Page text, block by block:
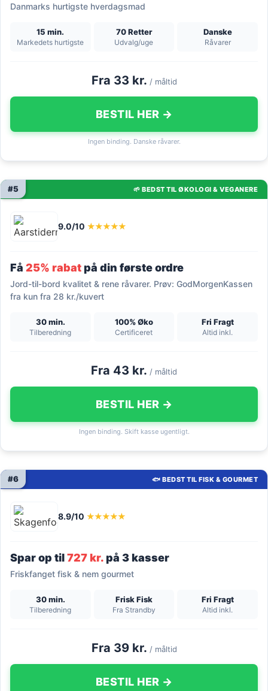
Danmarks hurtigste hverdagsmad
15 min.
Markedets hurtigste
70 Retter
Udvalg/uge
Danske
Råvarer
Fra 33 kr. / måltid
BESTIL HER →
Ingen binding. Danske råvarer.
🌱 BEDST TIL ØKOLOGI & VEGANERE
#5
9.0/10 ★★★★★
Få 25% rabatpå din første ordre
Jord-til-bord kvalitet & rene råvarer. Prøv: GodMorgenKassen
fra kun fra 28 kr./kuvert
30 min.
Tilberedning
100% Øko
Certificeret
Fri Fragt
Altid inkl.
Fra 43 kr. / måltid
BESTIL HER →
Ingen binding. Skift kasse ugentligt.
🐟 BEDST TIL FISK & GOURMET
#6
8.9/10 ★★★★★
Spar op til727 kr.på 3 kasser
Friskfanget fisk & nem gourmet
30 min.
Tilberedning
Frisk Fisk
Fra Strandby
Fri Fragt
Altid inkl.
Fra 39 kr. / måltid
BESTIL HER →